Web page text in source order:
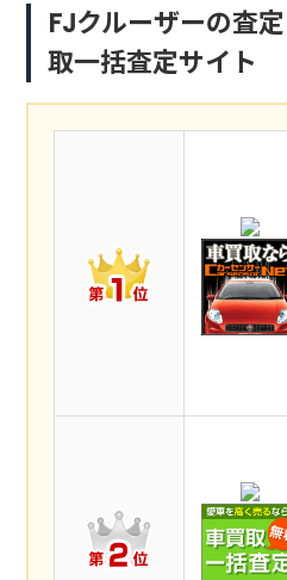
FJクルーザーの査
取一括査定サイト